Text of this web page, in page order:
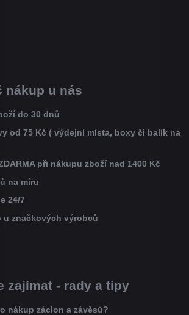
nákup u nás
do 30 dnů
od 75 Kč ( výdejní místa, boxy či balík na
při nákupu zboží nad 1400 Kč
na míru
24/7
u značkových výrobců
zajímat - rady a tipy
nákup záclon a závěsů?